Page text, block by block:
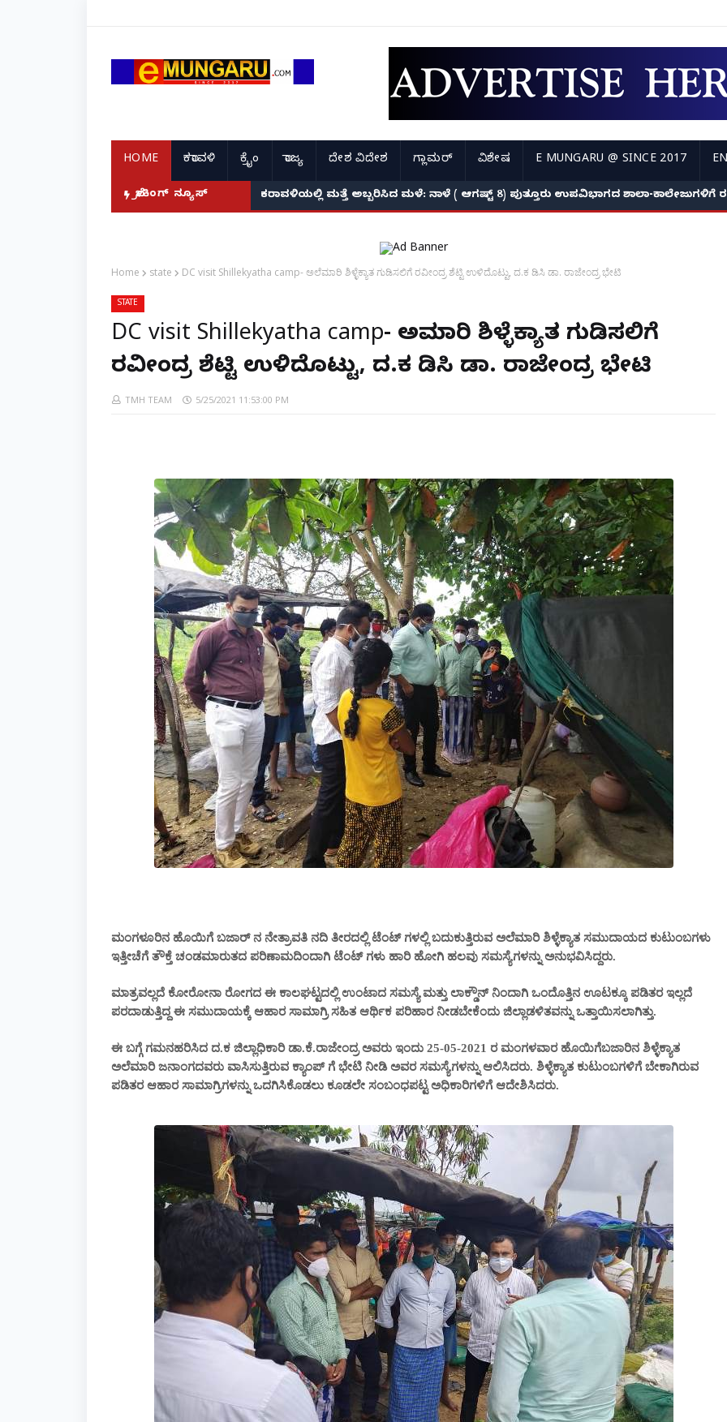
HOME ಕರಾವಳಿ ಕ್ರೈಂ ರಾಜ್ಯ ದೇಶ ವಿದೇಶ ಗ್ಲಾಮರ್ ವಿಶೇಷ E MUNGARU @ SINCE 2017
ಬ್ರೇಕಿಂಗ್ ನ್ಯೂಸ್ ಕರಾವಳಿಯಲ್ಲಿ ಮತ್ತೆ ಅಬ್ಬರಿಸಿದ ಮಳೆ: ನಾಳೆ ( ಆಗಷ್ಟ್ 8) ಪುತ್ತೂರು ಉಪವಿಭಾಗದ ಶಾಲಾ-
Home state DC visit Shillekyatha camp- ಅಲೆಮಾರಿ ಶಿಳ್ಳೆಕ್ಯಾತ ಗುಡಿಸಲಿಗೆ ರವೀಂದ್ರ ಶೆಟ್ಟಿ ಉಳಿದೊಟ್ಟು, ದ.ಕ ಡಿಸಿ ಡಾ. ರಾಜೇಂದ್ರ ಭೇಟಿ
STATE
DC visit Shillekyatha camp- ಅಲೆಮಾರಿ ಶಿಳ್ಳೆಕ್ಯಾತ ಗುಡಿಸಲಿಗೆ
ರವೀಂದ್ರ ಶೆಟ್ಟಿ ಉಳಿದೊಟ್ಟು, ದ.ಕ ಡಿಸಿ ಡಾ. ರಾಜೇಂದ್ರ ಭೇಟಿ
TMH TEAM 5/25/2021 11:53:00 PM
ಮಂಗಳೂರಿನ ಹೊಯಿಗೆ ಬಜಾರ್ ನ ನೇತ್ರಾವತಿ ನದಿ ತೀರದಲ್ಲಿ ಟೆಂಟ್ ಗಳಲ್ಲಿ ಬದುಕುತ್ತಿರುವ ಅಲೆಮಾರಿ ಶಿಳ್ಳೆಕ್ಯಾತ ಸಮುದಾಯದ ಕುಟುಂಬಗಳು
ಇತ್ತೀಚೆಗೆ ತೌಕ್ತೆ ಚಂಡಮಾರುತದ ಪರಿಣಾಮದಿಂದಾಗಿ ಟೆಂಟ್ ಗಳು ಹಾರಿ ಹೋಗಿ ಹಲವು ಸಮಸ್ಯೆಗಳನ್ನು ಅನುಭವಿಸಿದ್ದರು.
ಮಾತ್ರವಲ್ಲದೆ ಕೋರೋನಾ ರೋಗದ ಈ ಕಾಲಘಟ್ಟದಲ್ಲಿ ಉಂಟಾದ ಸಮಸ್ಯೆ ಮತ್ತು ಲಾಕ್ಡೌನ್ ನಿಂದಾಗಿ ಒಂದೊತ್ತಿನ ಊಟಕ್ಕೂ ಪಡಿತರ ಇಲ್ಲದೆ
ಪರದಾಡುತ್ತಿದ್ದ ಈ ಸಮುದಾಯಕ್ಕೆ ಆಹಾರ ಸಾಮಾಗ್ರಿ ಸಹಿತ ಆರ್ಥಿಕ ಪರಿಹಾರ ನೀಡಬೇಕೆಂದು ಜಿಲ್ಲಾಡಳಿತವನ್ನು ಒತ್ತಾಯಿಸಲಾಗಿತ್ತು.
ಈ ಬಗ್ಗೆ ಗಮನಹರಿಸಿದ ದ.ಕ ಜಿಲ್ಲಾಧಿಕಾರಿ ಡಾ.ಕೆ.ರಾಜೇಂದ್ರ ಅವರು ಇಂದು 25-05-2021 ರ ಮಂಗಳವಾರ ಹೊಯಿಗೆಬಜಾರಿನ ಶಿಳ್ಳೆಕ್ಯಾತ
ಅಲೆಮಾರಿ ಜನಾಂಗದವರು ವಾಸಿಸುತ್ತಿರುವ ಕ್ಯಾಂಪ್ ಗೆ ಭೇಟಿ ನೀಡಿ ಅವರ ಸಮಸ್ಯೆಗಳನ್ನು ಆಲಿಸಿದರು. ಶಿಳ್ಳೆಕ್ಯಾತ ಕುಟುಂಬಗಳಿಗೆ ಬೇಕಾಗಿರುವ
ಪಡಿತರ ಆಹಾರ ಸಾಮಾಗ್ರಿಗಳನ್ನು ಒದಗಿಸಿಕೊಡಲು ಕೂಡಲೇ ಸಂಬಂಧಪಟ್ಟ ಅಧಿಕಾರಿಗಳಿಗೆ ಆದೇಶಿಸಿದರು.